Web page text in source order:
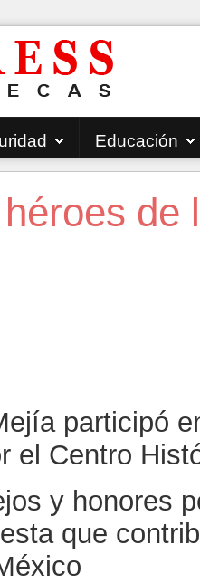
Educación
de
participó
el Centro
y honores
que